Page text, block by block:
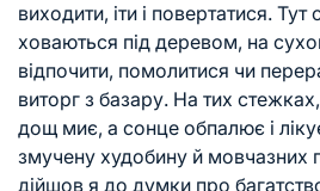
виходити, іти і повертатися. Тут
ховаються під деревом, на
відпочити, помолитися чи
виторг з базару. На тих
дощ миє, а сонце обпалює і
змучену худобину й мовчазних
дійшов я до думки про